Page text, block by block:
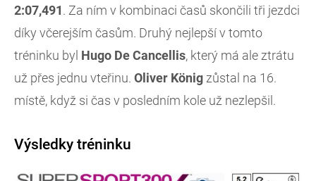
2:07,491. Za ním v kombinaci časů skončili tři jezdci
díky včerejším časům. Druhý nejlepší v tomto
tréninku byl Hugo De Cancellis, který má ale ztrátu
už přes jednu vteřinu. Oliver Königzůstal na 16.
místě, když si čas v posledním kole už nezlepšil.
Výsledky tréninku